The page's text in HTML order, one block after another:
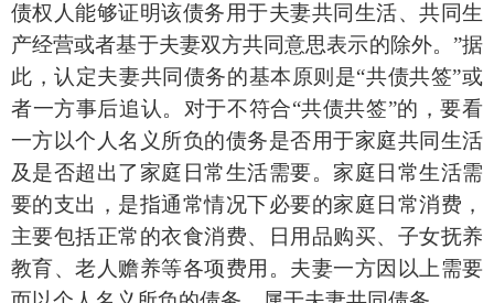
债权人能够证明该债务用于夫妻共同生活、共同生
产经营或者基于夫妻双方共同意思表示的除外。”据
此，认定夫妻共同债务的基本原则是“共债共签”或
者一方事后追认。对于不符合“共债共签”的，要看
一方以个人名义所负的债务是否用于家庭共同生活
及是否超出了家庭日常生活需要。家庭日常生活需
要的支出，是指通常情况下必要的家庭日常消费，
主要包括正常的衣食消费、日用品购买、子女抚养
教育、老人赡养等各项费用。夫妻一方因以上需要